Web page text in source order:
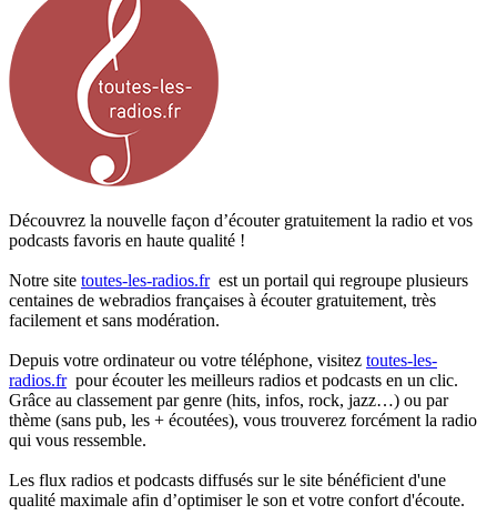
Découvrez la nouvelle façon d’écouter gratuitement la radio et vos
podcasts favoris en haute qualité !
Notre site toutes-les-radios.frest un portail qui regroupe plusieurs
centaines de webradios françaises à écouter gratuitement, très
facilement et sans modération.
Depuis votre ordinateur ou votre téléphone, visitez toutes-les-
radios.frpour écouter les meilleurs radios et podcasts en un clic.
Grâce au classement par genre (hits, infos, rock, jazz…) ou par
thème (sans pub, les + écoutées), vous trouverez forcément la radio
qui vous ressemble.
Les flux radios et podcasts diffusés sur le site bénéficient d'une
qualité maximale afin d’optimiser le son et votre confort d'écoute.